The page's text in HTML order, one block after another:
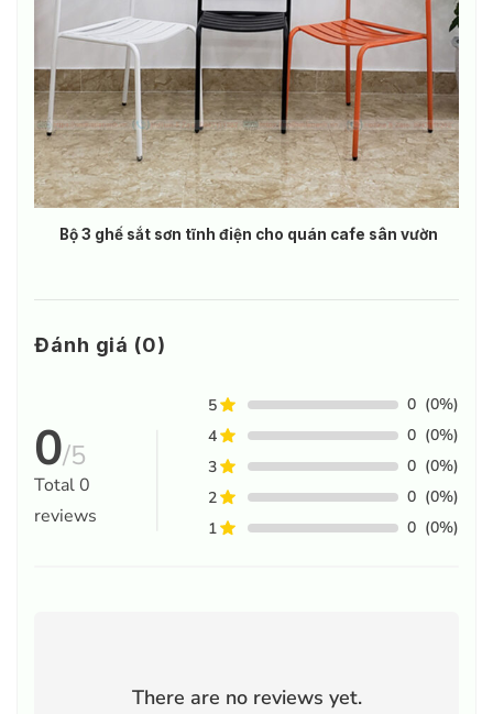
Bộ 3 ghế sắt sơn tĩnh điện cho quán cafe sân vườn
Đánh giá (0)
0/5
Total0
reviews
5 0 (0%)
4
0 (0%)
3
0 (0%)
2
0 (0%)
1
0 (0%)
There are no reviews yet.